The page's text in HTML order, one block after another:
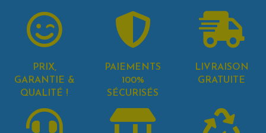
PRIX,
GARANTIE &
QUALITÉ !
PAIEMENTS
100%
SÉCURISÉS
LIVRAISON
GRATUITE